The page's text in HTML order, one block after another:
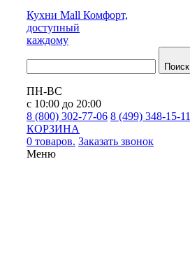
Кухни Mall Комфорт,
доступный
каждому
Поиск
ПН-ВС
с 10:00 до 20:00
8 (800) 302-77-06 8 (499) 348-15-11
КОРЗИНА
0 товаров. Заказать звонок
Меню